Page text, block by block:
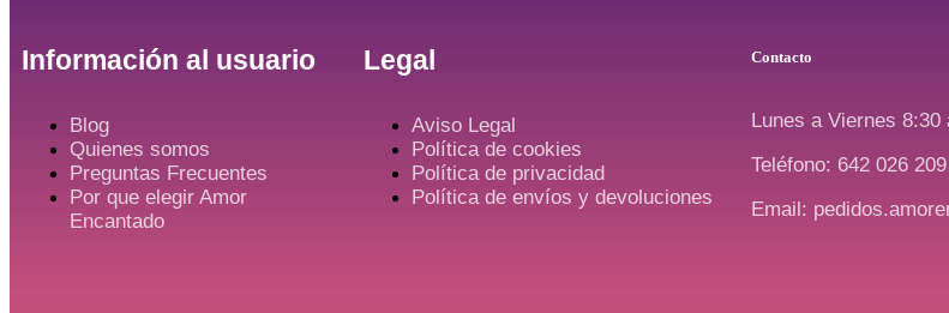
Información al usuario
Blog
Quienes somos
Preguntas Frecuentes
Por que elegir Amor
Encantado
Legal
Aviso Legal
Política de cookies
Política de privacidad
Política de envíos y devoluciones
Contacto
Lunes a Viernes 8:30
Teléfono: 642 026 209
Email: